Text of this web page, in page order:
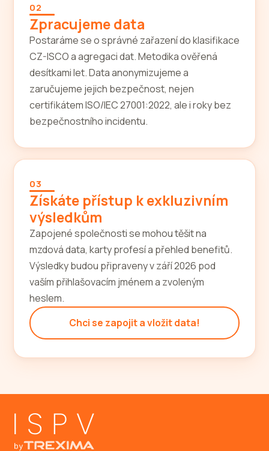
02
Zpracujeme data
Postaráme se o správné zařazení do klasifikace
CZ-ISCO a agregaci dat. Metodika ověřená
desítkami let. Data anonymizujeme a
zaručujeme jejich bezpečnost, nejen
certifikátem ISO/IEC 27001:2022, ale i roky bez
bezpečnostního incidentu.
03
Získáte přístup k exkluzivním
výsledkům
Zapojené společnosti se mohou těšit na
mzdová data, karty profesí a přehled benefitů.
Výsledky budou připraveny v září 2026 pod
vaším přihlašovacím jménem a zvoleným
heslem.
Chci se zapojit a vložit data!